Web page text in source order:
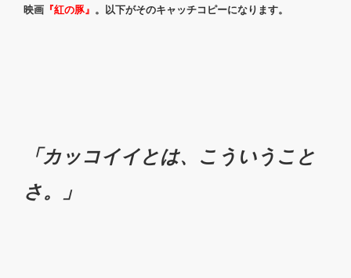
映画『紅の豚』 。以下がそのキャッチコピーになります。
「カッコイイとは、こういうこと
さ。」